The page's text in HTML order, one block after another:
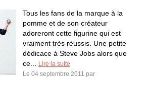
Tous les fans de la marque à la
pomme et de son créateur
adoreront cette figurine qui est
vraiment très réussis. Une petite
dédicace à Steve Jobs alors que
ce...
Lire la suite
Le 04 septembre 2011 par